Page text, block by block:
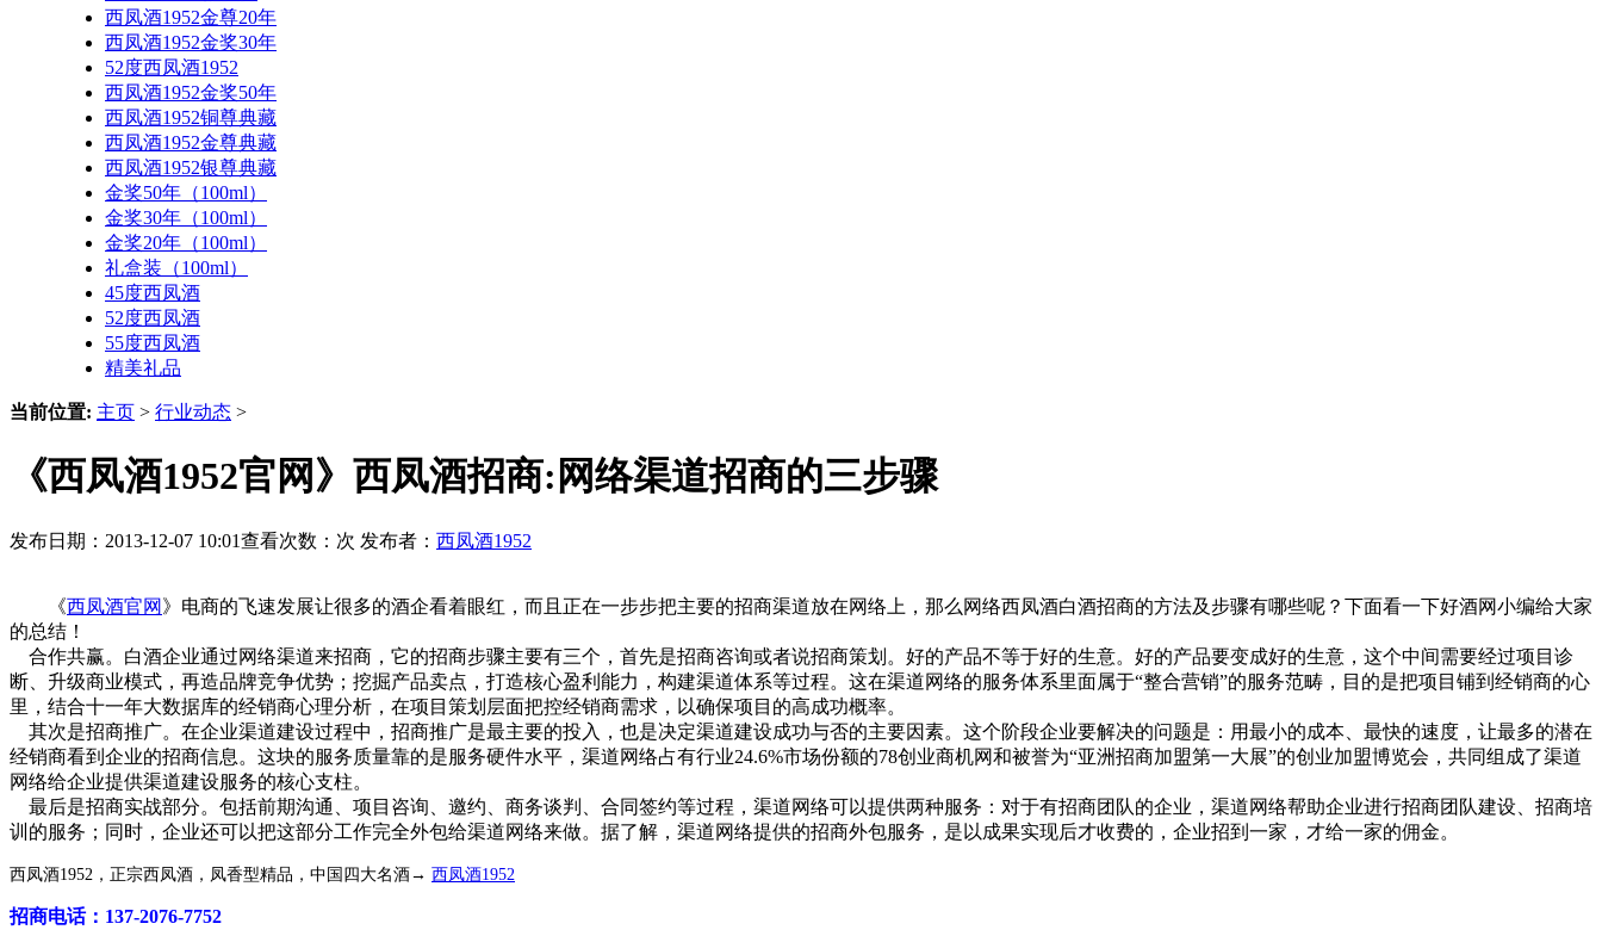
西凤酒1952金尊20年
西凤酒1952金奖30年
52度西凤酒1952
西凤酒1952金奖50年
西凤酒1952铜尊典藏
西凤酒1952金尊典藏
西凤酒1952银尊典藏
金奖50年（100ml）
金奖30年（100ml）
金奖20年（100ml）
礼盒装（100ml）
45度西凤酒
52度西凤酒
55度西凤酒
精美礼品
当前位置: 主页 > 行业动态 >
《西凤酒1952官网》西凤酒招商:网络渠道招商的三步骤
发布日期：2013-12-07 10:01查看次数： 次 发布者： 西凤酒1952
《西凤酒官网 》电商的飞速发展让很多的酒企看着眼红，而且正在一步步把主要的招商渠道放在网络上，那么网络西凤酒白酒招商的方法及步骤有哪些呢？下面看一下好酒网小编给大家
的总结！
合作共赢。白酒企业通过网络渠道来招商，它的招商步骤主要有三个，首先是招商咨询或者说招商策划。好的产品不等于好的生意。好的产品要变成好的生意，这个中间需要经过项目诊
断、升级商业模式，再造品牌竞争优势；挖掘产品卖点，打造核心盈利能力，构建渠道体系等过程。这在渠道网络的服务体系里面属于“整合营销”的服务范畴，目的是把项目铺到经销商的心
里，结合十一年大数据库的经销商心理分析，在项目策划层面把控经销商需求，以确保项目的高成功概率。
其次是招商推广。在企业渠道建设过程中，招商推广是最主要的投入，也是决定渠道建设成功与否的主要因素。这个阶段企业要解决的问题是：用最小的成本、最快的速度，让最多的潜在
经销商看到企业的招商信息。这块的服务质量靠的是服务硬件水平，渠道网络占有行业24.6%市场份额的78创业商机网和被誉为“亚洲招商加盟第一大展”的创业加盟博览会，共同组成了渠道
网络给企业提供渠道建设服务的核心支柱。
最后是招商实战部分。包括前期沟通、项目咨询、邀约、商务谈判、合同签约等过程，渠道网络可以提供两种服务：对于有招商团队的企业，渠道网络帮助企业进行招商团队建设、招商培
训的服务；同时，企业还可以把这部分工作完全外包给渠道网络来做。据了解，渠道网络提供的招商外包服务，是以成果实现后才收费的，企业招到一家，才给一家的佣金。
西凤酒1952，正宗西凤酒，凤香型精品，中国四大名酒→ 西凤酒1952
招商电话：137-2076-7752